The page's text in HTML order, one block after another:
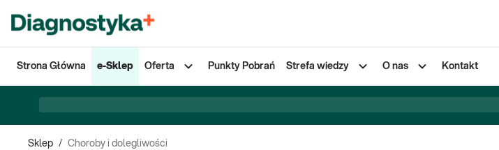
Strona Główna e-Sklep Oferta Punkty Pobrań Strefa wiedzy O nas Kontakt
Sklep / Choroby i dolegliwości